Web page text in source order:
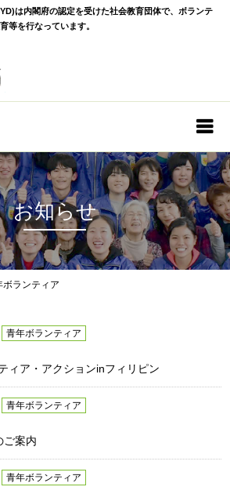
は内閣府の認定を受けた社会教育団体で、ボランテ
等を行なっています。
お知らせ
ボランティア
青年ボランティア
ア・アクションinフィリピン
青年ボランティア
ご案内
青年ボランティア